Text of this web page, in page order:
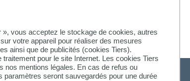
», vous acceptez le stockage de cookies, autres
votre appareil pour réaliser des mesures
ainsi que de publicités (cookies Tiers).
pour le site Internet. Les cookies Tiers
nos mentions légales. En cas de refus ou
paramètres seront sauvegardés pour une durée